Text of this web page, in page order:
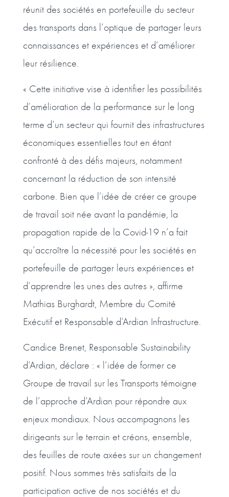
réunit des sociétés en portefeuille du secteur
des transports dans l’optique de partager leurs
connaissances et expériences et d’améliorer
leur résilience.
« Cette initiative vise à identifier les possibilités
d’amélioration de la performance sur le long
terme d’un secteur qui fournit des infrastructures
économiques essentielles tout en étant
confronté à des défis majeurs, notamment
concernant la réduction de son intensité
carbone. Bien que l’idée de créer ce groupe
de travail soit née avant la pandémie, la
propagation rapide de la Covid-19 n’a fait
qu’accroître la nécessité pour les sociétés en
portefeuille de partager leurs expériences et
d’apprendre les unes des autres », affirme
Mathias Burghardt, Membre du Comité
Exécutif et Responsable d’Ardian Infrastructure.
Candice Brenet, Responsable Sustainability
d’Ardian, déclare : « l’idée de former ce
Groupe de travail sur les Transports témoigne
de l’approche d’Ardian pour répondre aux
enjeux mondiaux. Nous accompagnons les
dirigeants sur le terrain et créons, ensemble,
des feuilles de route axées sur un changement
positif. Nous sommes très satisfaits de la
participation active de nos sociétés et du